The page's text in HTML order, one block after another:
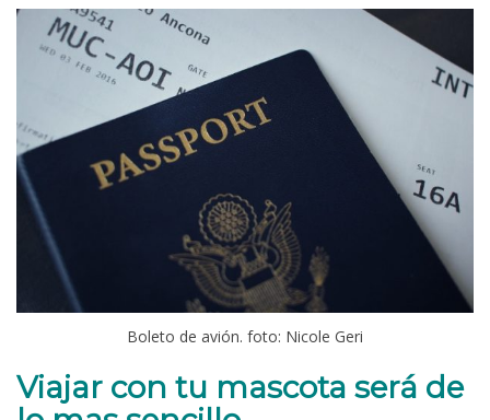
Boleto de avión. foto: Nicole Geri
Viajar con tu mascota será de